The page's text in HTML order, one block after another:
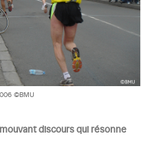
©BMU
discours qui résonne